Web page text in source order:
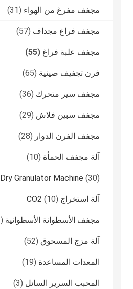
مجفف مفرغ من الهواء (31)
مجفف فراغ مجداف (57)
مجفف علبة فراغ (55)
فرن تجفيف صينية (65)
مجفف سير متحرك (36)
مجفف سبين فلاش (29)
مجفف الفرن الدوار (28)
آلة مجفف الحمأة (10)
Dry Granulator Machine (30)
آلة استخراج CO2 (10)
مجفف الأسطوانة الأسطوانية (21)
آلة مزج المسحوق (52)
المعدات المساعدة (19)
المحبب السرير السائل (3)